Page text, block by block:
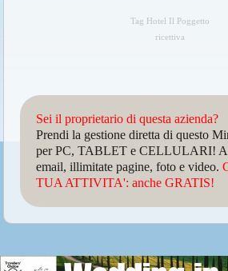
Tag Hotel Il Poggetto
ricettiva
Sei il proprietario di questa azienda?
Prendi la gestione diretta di questo
per PC, TABLET e CELLULARI!
email, illimitate pagine, foto e video.
TUA ATTIVITA': anche GRATIS!